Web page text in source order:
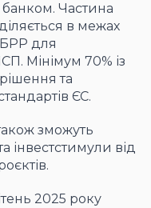
Частина
в межах
для
Мінімум 70% із
та
ЄС.
зможуть
інвестстимули від
2025 року